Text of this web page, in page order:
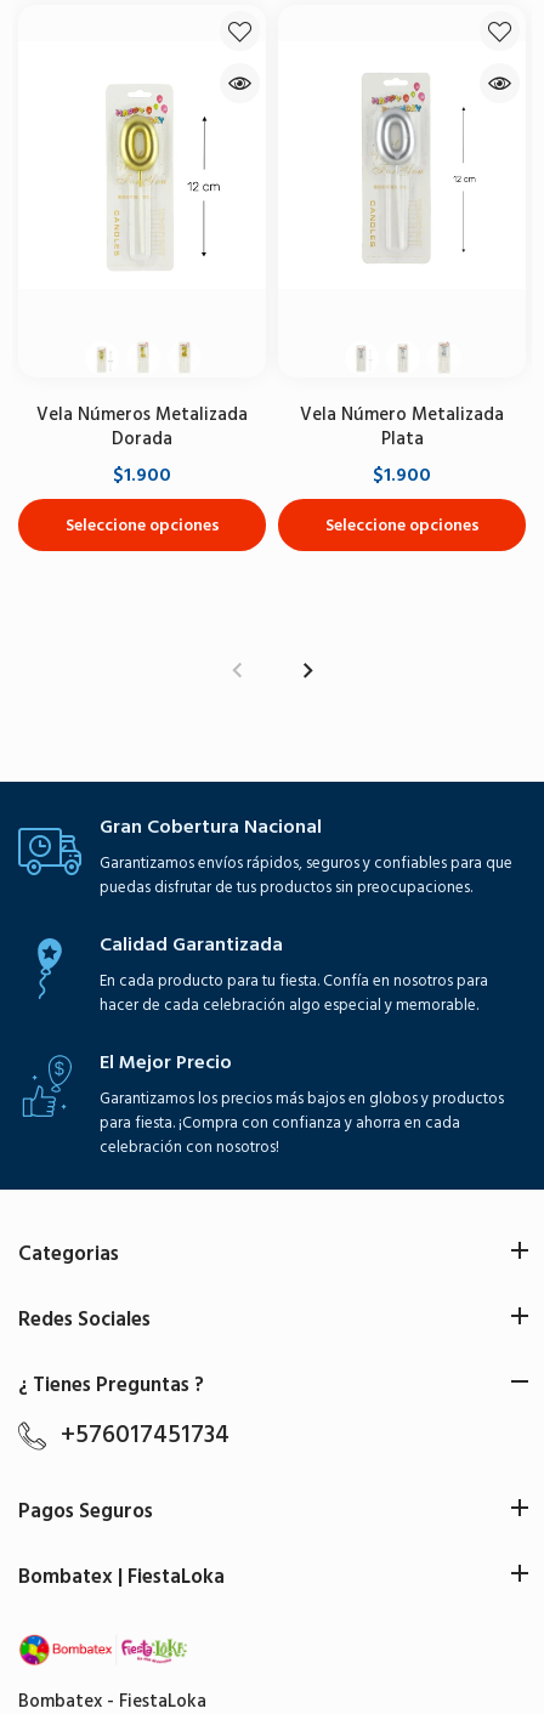
Vela Números Metalizada
Dorada
$1.900
Seleccione opciones
Vela Número Metalizada
Plata
$1.900
Seleccione opciones
Gran Cobertura Nacional
Garantizamos envíos rápidos, seguros y confiables para que
puedas disfrutar de tus productos sin preocupaciones.
Calidad Garantizada
En cada producto para tu fiesta. Confía en nosotros para
hacer de cada celebración algo especial y memorable.
El Mejor Precio
Garantizamos los precios más bajos en globos y productos
para fiesta. ¡Compra con confianza y ahorra en cada
celebración con nosotros!
Bombatex - FiestaLoka
Categorias
Redes Sociales
¿ Tienes Preguntas ?
+576017451734
Pagos Seguros
Bombatex | FiestaLoka